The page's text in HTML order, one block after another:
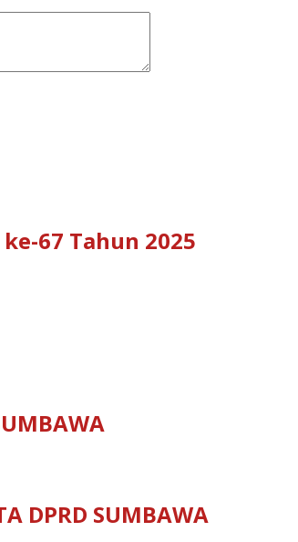
67 Tahun 2025
DPRD SUMBAWA